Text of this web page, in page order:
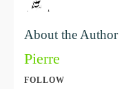
About the Author
Pierre
FOLLOW